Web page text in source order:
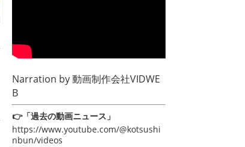
Narration by動画制作会社VIDWE
B
👉「過去の動画ニュース」
https://www.youtube.com/@kotsushi
nbun/videos